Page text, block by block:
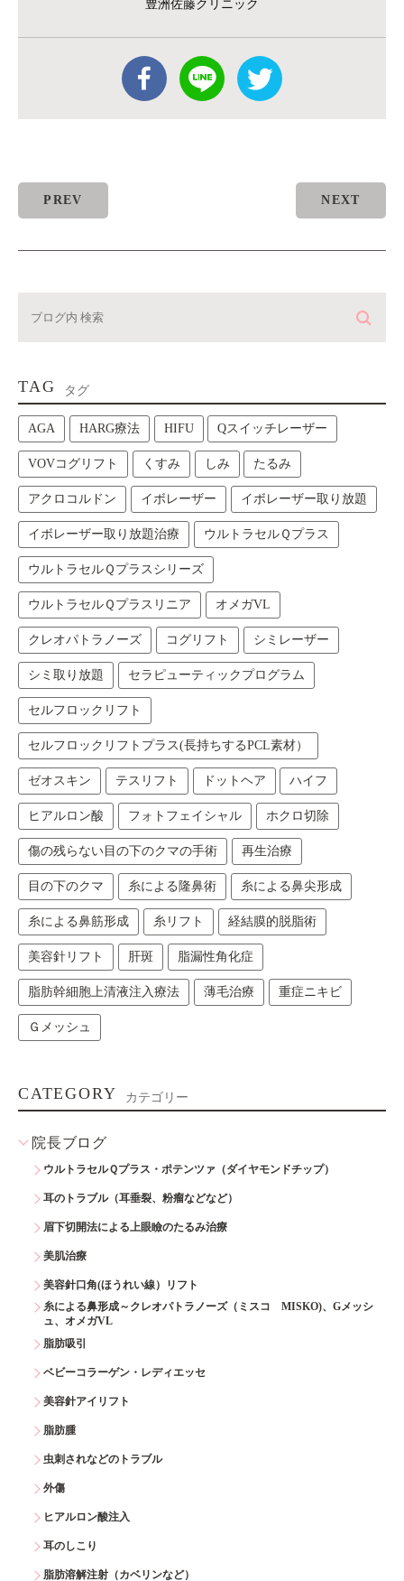
豊洲佐藤クリニック
PREV NEXT
TAG タグ
AGA HARG療法 HIFU Qスイッチレーザー
VOVコグリフト くすみ しみ たるみ
アクロコルドン イボレーザー イボレーザー取り放題
イボレーザー取り放題治療 ウルトラセルＱプラス
ウルトラセルＱプラスシリーズ
ウルトラセルＱプラスリニア オメガVL
クレオパトラノーズ コグリフト シミレーザー
シミ取り放題 セラピューティックプログラム
セルフロックリフト
セルフロックリフトプラス(長持ちするPCL素材）
ゼオスキン テスリフト ドットヘア ハイフ
ヒアルロン酸 フォトフェイシャル ホクロ切除
傷の残らない目の下のクマの手術 再生治療
目の下のクマ 糸による隆鼻術 糸による鼻尖形成
糸による鼻筋形成 糸リフト 経結膜的脱脂術
美容針リフト 肝斑 脂漏性角化症
脂肪幹細胞上清液注入療法 薄毛治療 重症ニキビ
Ｇメッシュ
CATEGORY カテゴリー
院長ブログ
ウルトラセルＱプラス・ポテンツァ（ダイヤモンドチップ）
耳のトラブル（耳垂裂、粉瘤などなど）
眉下切開法による上眼瞼のたるみ治療
美肌治療
美容針口角(ほうれい線）リフト
糸による鼻形成～クレオパトラノーズ（ミスコ MISKO)、Gメッシ
ュ、オメガVL
脂肪吸引
ベビーコラーゲン・レディエッセ
美容針アイリフト
脂肪腫
虫刺されなどのトラブル
外傷
ヒアルロン酸注入
耳のしこり
脂肪溶解注射（カベリンなど）